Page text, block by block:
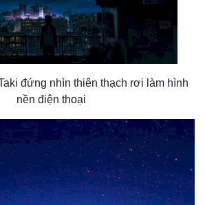
đứng nhìn thiên thạch rơi làm hình
nền điện thoại